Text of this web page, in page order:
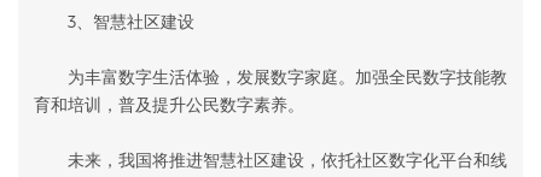
3、智慧社区建设
为丰富数字生活体验，发展数字家庭。加强全民数字技能教
育和培训，普及提升公民数字素养。
未来，我国将推进智慧社区建设，依托社区数字化平台和线